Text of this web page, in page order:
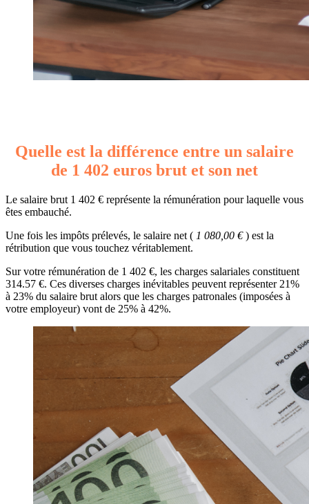
Quelle est la différence entre un salaire
de 1 402 euros brut et son net
Le salaire brut 1 402 € représente la rémunération pour laquelle vous
êtes embauché.
Une fois les impôts prélevés, le salaire net ( 1 080,00 €) est la
rétribution que vous touchez véritablement.
Sur votre rémunération de 1 402 €, les charges salariales constituent
314.57 €. Ces diverses charges inévitables peuvent représenter 21%
à 23% du salaire brut alors que les charges patronales (imposées à
votre employeur) vont de 25% à 42%.